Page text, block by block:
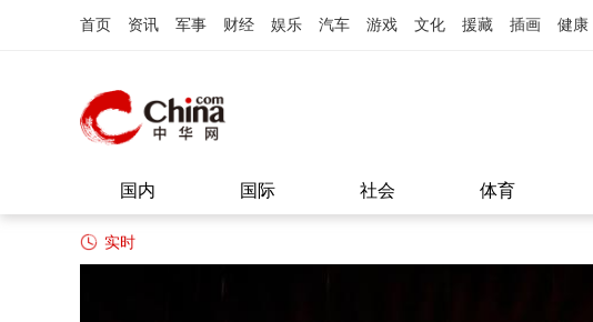
首页 资讯 军事 财经 娱乐 汽车 游戏 文化 援藏 插画 健康
国内 国际 社会 体育
实时